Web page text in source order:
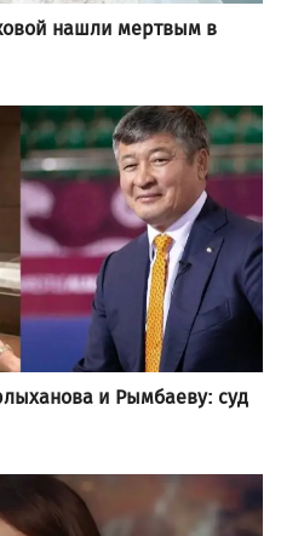
нашли мертвым в
и Рымбаеву: суд